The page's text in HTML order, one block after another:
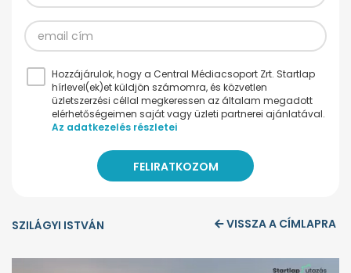
Hozzájárulok, hogy a Central Médiacsoport Zrt. Startlap
hírlevel(ek)et küldjön számomra, és közvetlen
üzletszerzési céllal megkeressen az általam megadott
elérhetőségeimen saját vagy üzleti partnerei ajánlatával.
Az adatkezelés részletei
SZILÁGYI ISTVÁN VISSZA A CÍMLAPRA